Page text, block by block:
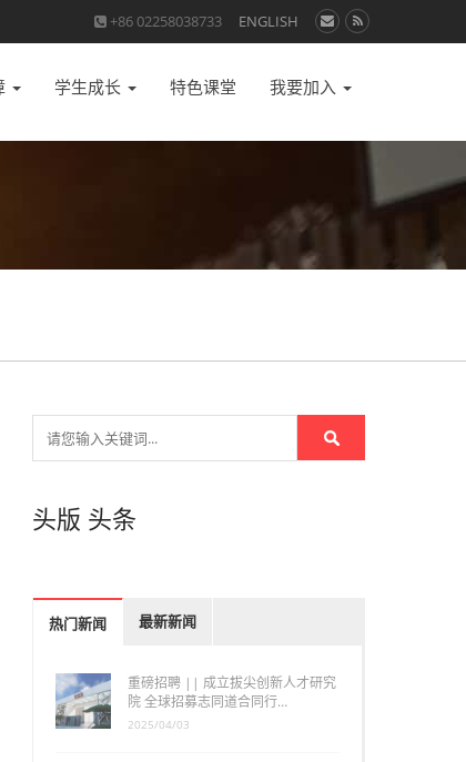
+86 02258038733 ENGLISH
学生成长 特色课堂 我要加入
头版 头条
热门新闻 最新新闻
重磅招聘 || 成立拔尖创新人才研究
院 全球招募志同道合同行…
2025/04/03